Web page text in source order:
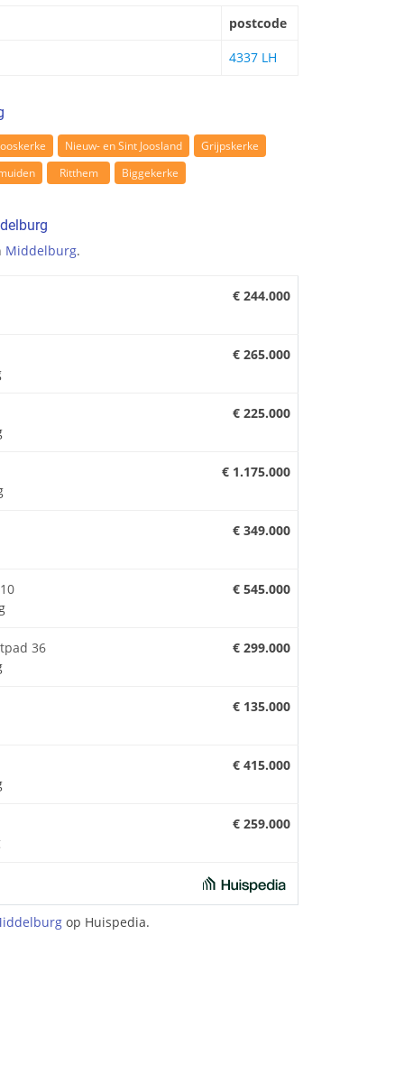
postcode
4337 LH
Nieuw- en Sint Joosland
Grijpskerke
Ritthem Biggekerke
Middelburg.
€ 244.000
€ 265.000
€ 225.000
€ 1.175.000
€ 349.000
€ 545.000
36
€ 299.000
€ 135.000
€ 415.000
€ 259.000
op Huispedia.